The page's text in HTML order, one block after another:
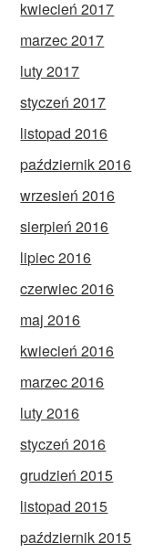
kwiecień 2017
marzec 2017
luty 2017
styczeń 2017
listopad 2016
październik 2016
wrzesień 2016
sierpień 2016
lipiec 2016
czerwiec 2016
maj 2016
kwiecień 2016
marzec 2016
luty 2016
styczeń 2016
grudzień 2015
listopad 2015
październik 2015